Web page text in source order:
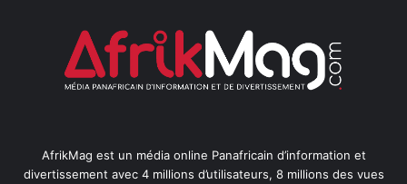
AfrikMag est un média online Panafricain d’information et
divertissement avec 4 millions d’utilisateurs, 8 millions des vues